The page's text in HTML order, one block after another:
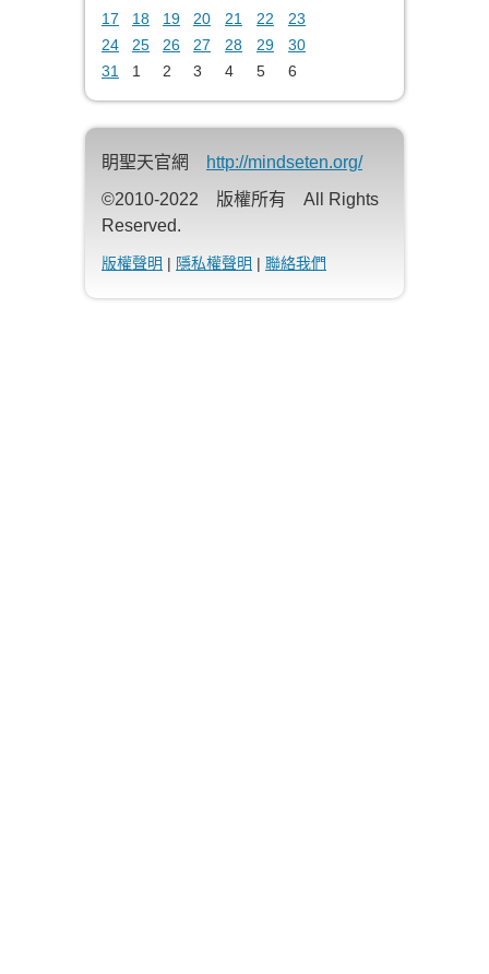
17
18 19 20 21 22
23
24
25 26 27 28 29
30
31
1 2 3 4 5 6
眀聖天官網
http://mindseten.org/
©2010-2022 版權所有 All Rights
Reserved.
版權聲明 | 隱私權聲明 | 聯絡我們